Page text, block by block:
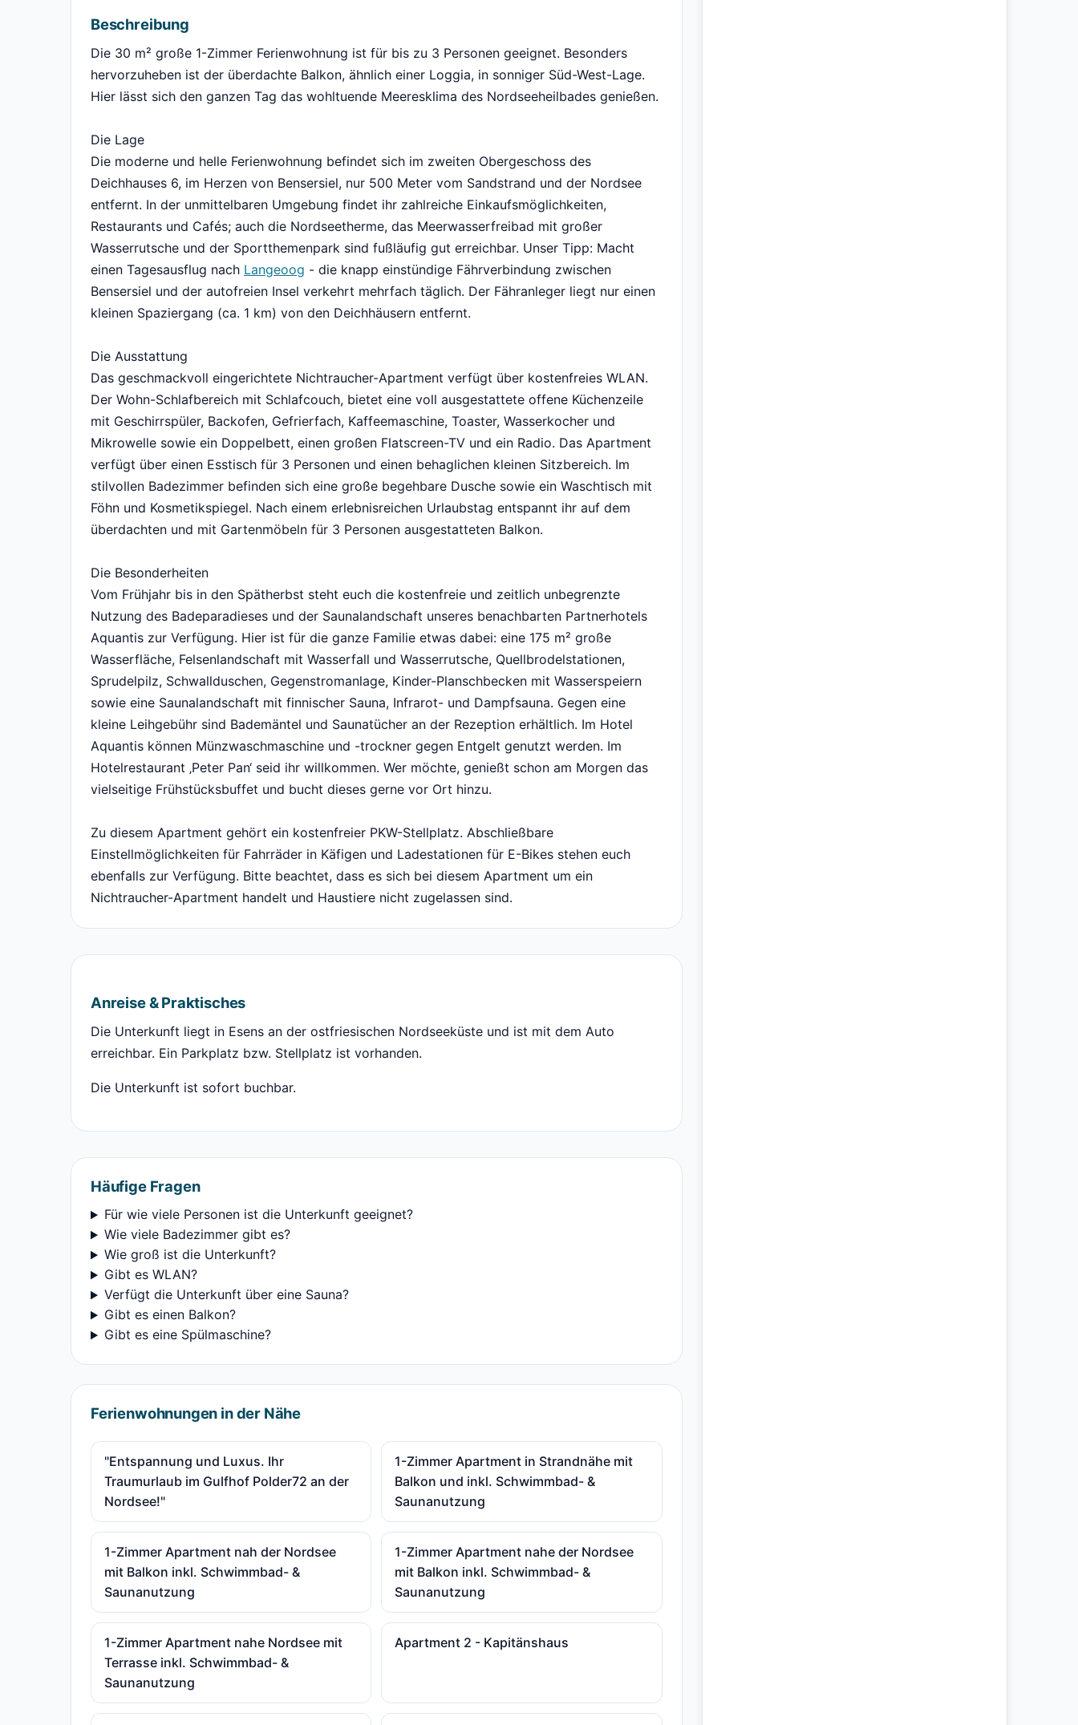
Beschreibung
Die 30 m² große 1-Zimmer Ferienwohnung ist für bis zu 3 Personen geeignet. Besonders
hervorzuheben ist der überdachte Balkon, ähnlich einer Loggia, in sonniger Süd-West-Lage.
Hier lässt sich den ganzen Tag das wohltuende Meeresklima des Nordseeheilbades genießen.
Die Lage
Die moderne und helle Ferienwohnung befindet sich im zweiten Obergeschoss des
Deichhauses 6, im Herzen von Bensersiel, nur 500 Meter vom Sandstrand und der Nordsee
entfernt. In der unmittelbaren Umgebung findet ihr zahlreiche Einkaufsmöglichkeiten,
Restaurants und Cafés; auch die Nordseetherme, das Meerwasserfreibad mit großer
Wasserrutsche und der Sportthemenpark sind fußläufig gut erreichbar. Unser Tipp: Macht
einen Tagesausflug nach Langeoog - die knapp einstündige Fährverbindung zwischen
Bensersiel und der autofreien Insel verkehrt mehrfach täglich. Der Fähranleger liegt nur einen
kleinen Spaziergang (ca. 1 km) von den Deichhäusern entfernt.
Die Ausstattung
Das geschmackvoll eingerichtete Nichtraucher-Apartment verfügt über kostenfreies WLAN.
Der Wohn-Schlafbereich mit Schlafcouch, bietet eine voll ausgestattete offene Küchenzeile
mit Geschirrspüler, Backofen, Gefrierfach, Kaffeemaschine, Toaster, Wasserkocher und
Mikrowelle sowie ein Doppelbett, einen großen Flatscreen-TV und ein Radio. Das Apartment
verfügt über einen Esstisch für 3 Personen und einen behaglichen kleinen Sitzbereich. Im
stilvollen Badezimmer befinden sich eine große begehbare Dusche sowie ein Waschtisch mit
Föhn und Kosmetikspiegel. Nach einem erlebnisreichen Urlaubstag entspannt ihr auf dem
überdachten und mit Gartenmöbeln für 3 Personen ausgestatteten Balkon.
Die Besonderheiten
Vom Frühjahr bis in den Spätherbst steht euch die kostenfreie und zeitlich unbegrenzte
Nutzung des Badeparadieses und der Saunalandschaft unseres benachbarten Partnerhotels
Aquantis zur Verfügung. Hier ist für die ganze Familie etwas dabei: eine 175 m² große
Wasserfläche, Felsenlandschaft mit Wasserfall und Wasserrutsche, Quellbrodelstationen,
Sprudelpilz, Schwallduschen, Gegenstromanlage, Kinder-Planschbecken mit Wasserspeiern
sowie eine Saunalandschaft mit finnischer Sauna, Infrarot- und Dampfsauna. Gegen eine
kleine Leihgebühr sind Bademäntel und Saunatücher an der Rezeption erhältlich. Im Hotel
Aquantis können Münzwaschmaschine und -trockner gegen Entgelt genutzt werden. Im
Hotelrestaurant ‚Peter Pan‘ seid ihr willkommen. Wer möchte, genießt schon am Morgen das
vielseitige Frühstücksbuffet und bucht dieses gerne vor Ort hinzu.
Zu diesem Apartment gehört ein kostenfreier PKW-Stellplatz. Abschließbare
Einstellmöglichkeiten für Fahrräder in Käfigen und Ladestationen für E-Bikes stehen euch
ebenfalls zur Verfügung. Bitte beachtet, dass es sich bei diesem Apartment um ein
Nichtraucher-Apartment handelt und Haustiere nicht zugelassen sind.
Anreise & Praktisches
Die Unterkunft liegt in Esens an der ostfriesischen Nordseeküste und ist mit dem Auto
erreichbar. Ein Parkplatz bzw. Stellplatz ist vorhanden.
Die Unterkunft ist sofort buchbar.
Häufige Fragen
Für wie viele Personen ist die Unterkunft geeignet?
Wie viele Badezimmer gibt es?
Wie groß ist die Unterkunft?
Gibt es WLAN?
Verfügt die Unterkunft über eine Sauna?
Gibt es einen Balkon?
Gibt es eine Spülmaschine?
Ferienwohnungen in der Nähe
"Entspannung und Luxus. Ihr
Traumurlaub im Gulfhof Polder72 an der
Nordsee!"
1-Zimmer Apartment in Strandnähe mit
Balkon und inkl. Schwimmbad- &
Saunanutzung
1-Zimmer Apartment nah der Nordsee
mit Balkon inkl. Schwimmbad- &
Saunanutzung
1-Zimmer Apartment nahe der Nordsee
mit Balkon inkl. Schwimmbad- &
Saunanutzung
1-Zimmer Apartment nahe Nordsee mit
Terrasse inkl. Schwimmbad- &
Saunanutzung
Apartment 2 - Kapitänshaus